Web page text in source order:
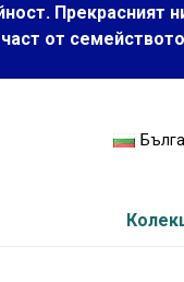
Прекрасният
от